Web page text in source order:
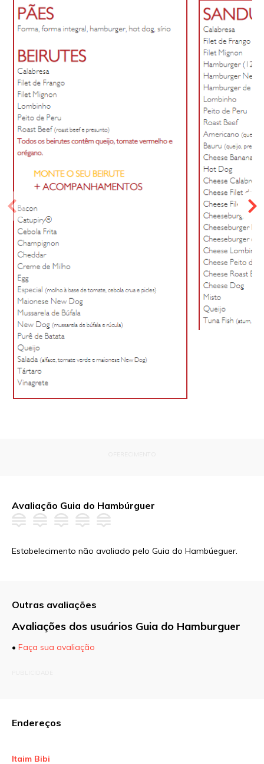
Avaliação Guia do Hambúrguer
Estabelecimento não avaliado pelo Guia do Hambúeguer.
Outras avaliações
Avaliações dos usuários Guia do Hamburguer
• Faça sua avaliação
Endereços
Itaim Bibi